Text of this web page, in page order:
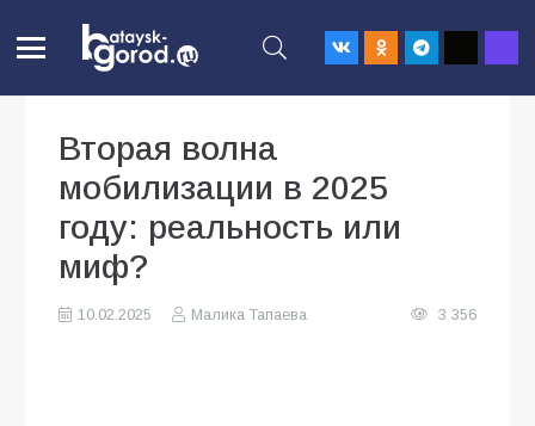
Вторая волна
мобилизации в 2025
году: реальность или
миф?
10.02.2025 Малика Тапаева 3 356